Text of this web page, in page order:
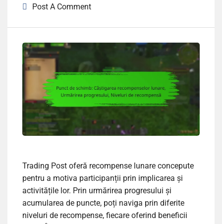
Post A Comment
Trading Post oferă recompense lunare concepute
pentru a motiva participanții prin implicarea și
activitățile lor. Prin urmărirea progresului și
acumularea de puncte, poți naviga prin diferite
niveluri de recompense, fiecare oferind beneficii